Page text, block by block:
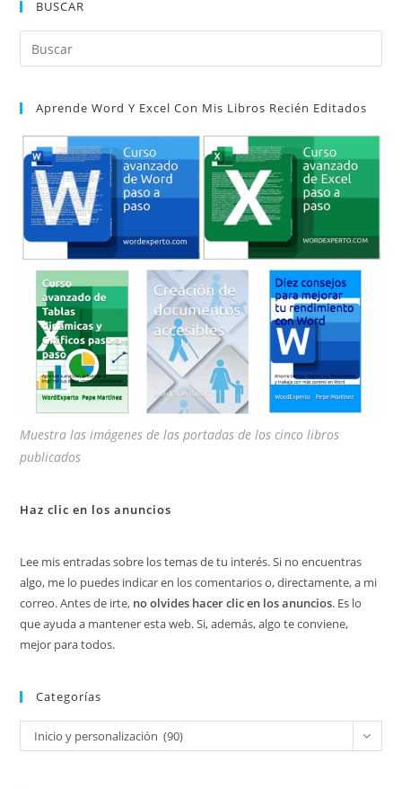
BUSCAR
Aprende Word Y Excel Con Mis Libros Recién Editados
Muestra las imágenes de las portadas de los cinco libros
publicados
Haz clic en los anuncios
Lee mis entradas sobre los temas de tu interés. Si no encuentras
algo, me lo puedes indicar en los comentarios o, directamente, a mi
correo. Antes de irte, no olvides hacer clic en los anuncios. Es lo
que ayuda a mantener esta web. Si, además, algo te conviene,
mejor para todos.
Categorías
Categorías
Inicio y personalización (90)